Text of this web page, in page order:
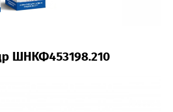
ШНКФ453198.210